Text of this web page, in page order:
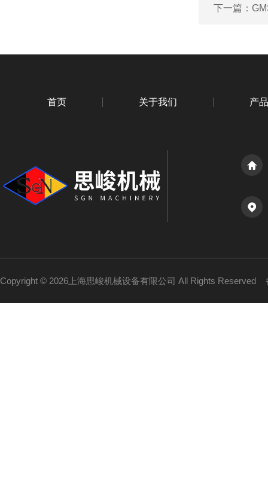
下一篇：
首页 关于我们 产
Copyright © 2026上海思峻机械设备有限公司 All Rights Reserved